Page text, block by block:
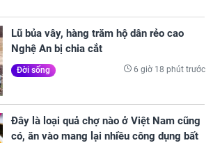
Lũ bủa vây, hàng trăm hộ dân rẻo cao
Nghệ An bị chia cắt
Đời sống 6 giờ 18 phút trước
Đây là loại quả chợ nào ở Việt Nam cũng
có, ăn vào mang lại nhiều công dụng bất